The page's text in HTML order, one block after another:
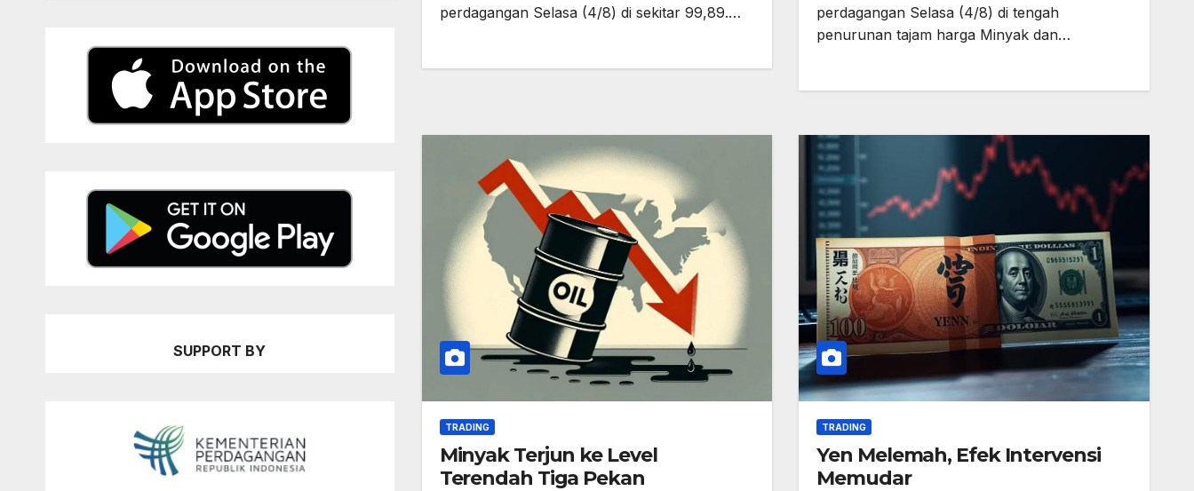
SUPPORT BY
perdagangan Selasa (4/8) di sekitar 99,89.…
perdagangan Selasa (4/8) di tengah
penurunan tajam harga Minyak dan…
TRADING
Minyak Terjun ke Level
Terendah Tiga Pekan
TRADING
Yen Melemah, Efek Intervensi
Memudar